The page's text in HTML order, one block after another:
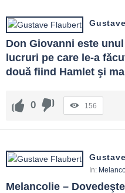
Don Giovanni este
lucruri pe care le-a
două fiind Hamlet şi
0 156
In:
Melancolie –